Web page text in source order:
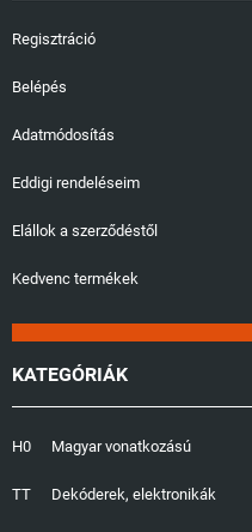
Regisztráció
Belépés
Adatmódosítás
Eddigi rendeléseim
Elállok a szerződéstől
Kedvenc termékek
KATEGÓRIÁK
H0
TT
Magyar vonatkozású
Dekóderek, elektronikák